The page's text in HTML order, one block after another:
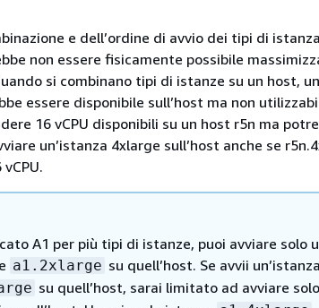
e dell’ordine di avvio dei tipi di
non essere fisicamente possibile
si combinano tipi di istanze su un host,
essere disponibile sull’host ma non
16 vCPU disponibili su un host r5n ma
un’istanza 4xlarge sull’host anche se
A1 per più tipi di istanze, puoi avviare solo
e a1.2xlarge su quell’host. Se avvii un’istanza
su quell’host, sarai limitato ad avviare